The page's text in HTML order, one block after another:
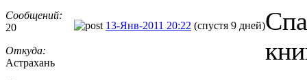
Сообщений:
20
Откуда:
Астрахань
13-Янв-2011 20:22 (спустя 9 дней)